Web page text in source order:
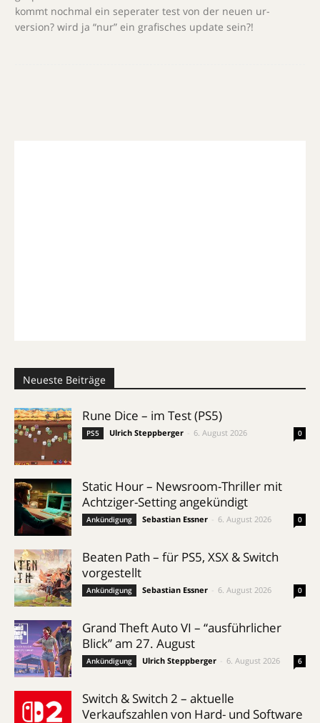
kommt nochmal ein seperater test von der neuen ur-
version? wird ja “nur” ein grafisches update sein?!
Neueste Beiträge
Rune Dice – im Test (PS5)
PS5 Ulrich Steppberger 6. August 2026 0
Static Hour – Newsroom-Thriller mit
Achtziger-Setting angekündigt
Ankündigung Sebastian Essner 6. August 2026 0
Beaten Path – für PS5, XSX & Switch
vorgestellt
Ankündigung Sebastian Essner 6. August 2026 0
Grand Theft Auto VI – “ausführlicher
Blick” am 27. August
Ankündigung Ulrich Steppberger 6. August 2026 6
Switch & Switch 2 – aktuelle
Verkaufszahlen von Hard- und Software